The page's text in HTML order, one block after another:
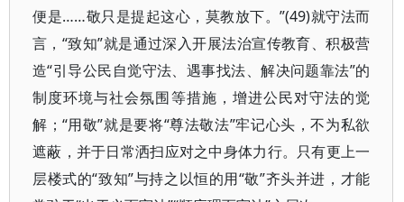
便是……敬只是提起这心，莫教放下。”(49)就守法而
言，“致知”就是通过深入开展法治宣传教育、积极营
造“引导公民自觉守法、遇事找法、解决问题靠法”的
制度环境与社会氛围等措施，增进公民对守法的觉
解；“用敬”就是要将“尊法敬法”牢记心头，不为私欲
遮蔽，并于日常洒扫应对之中身体力行。只有更上一
层楼式的“致知”与持之以恒的用“敬”齐头并进，才能